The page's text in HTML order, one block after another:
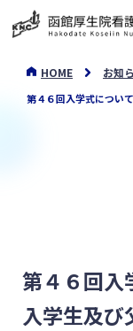
HOME お知
第４６回入学式につい
第４６回入
入学生及び